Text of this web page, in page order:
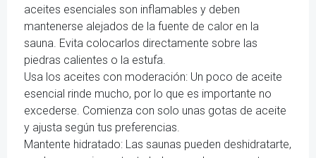
aceites esenciales son inflamables y deben
mantenerse alejados de la fuente de calor en la
sauna. Evita colocarlos directamente sobre las
piedras calientes o la estufa.
Usa los aceites con moderación: Un poco de aceite
esencial rinde mucho, por lo que es importante no
excederse. Comienza con solo unas gotas de aceite
y ajusta según tus preferencias.
Mantente hidratado: Las saunas pueden deshidratarte,